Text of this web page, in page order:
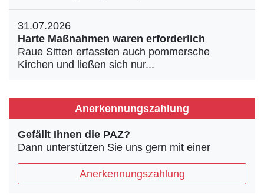
31.07.2026
Harte Maßnahmen waren erforderlich
Raue Sitten erfassten auch pommersche
Kirchen und ließen sich nur...
Anerkennungszahlung
Gefällt Ihnen die PAZ?
Dann unterstützen Sie uns gern mit einer
Anerkennungszahlung